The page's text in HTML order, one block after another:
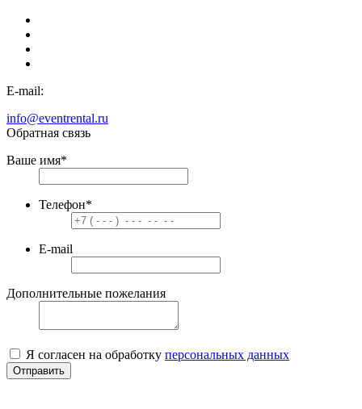
E-mail:
info@eventrental.ru
Обратная связь
Ваше имя*
Телефон*
E-mail
Дополнительные пожелания
Я согласен на обработку персональных данных
Отправить